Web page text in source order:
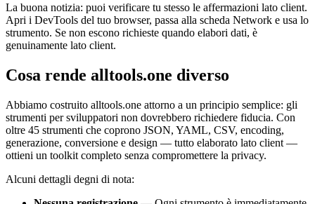
La buona notizia: puoi verificare tu stesso le affermazioni lato client.
Apri i DevTools del tuo browser, passa alla scheda Network e usa lo
strumento. Se non escono richieste quando elabori dati, è
genuinamente lato client.
Cosa rende alltools.one diverso
Abbiamo costruito alltools.one attorno a un principio semplice: gli
strumenti per sviluppatori non dovrebbero richiedere fiducia. Con
oltre 45 strumenti che coprono JSON, YAML, CSV, encoding,
generazione, conversione e design — tutto elaborato lato client —
ottieni un toolkit completo senza compromettere la privacy.
Alcuni dettagli degni di nota: